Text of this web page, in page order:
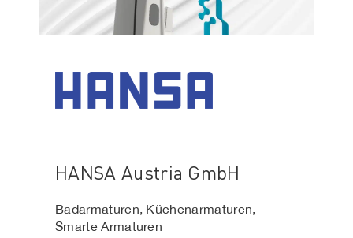
HANSA Austria GmbH
Badarmaturen, Küchenarmaturen,
Smarte Armaturen